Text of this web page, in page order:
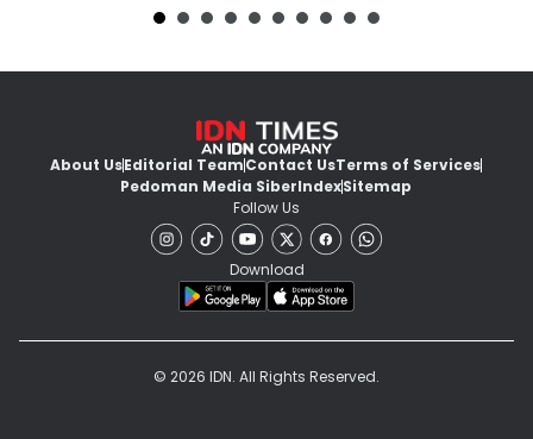
About UsEditorial TeamContact UsTerms of Services
Pedoman Media SiberIndexSitemap
Follow Us
Download
© 2026 IDN. All Rights Reserved.